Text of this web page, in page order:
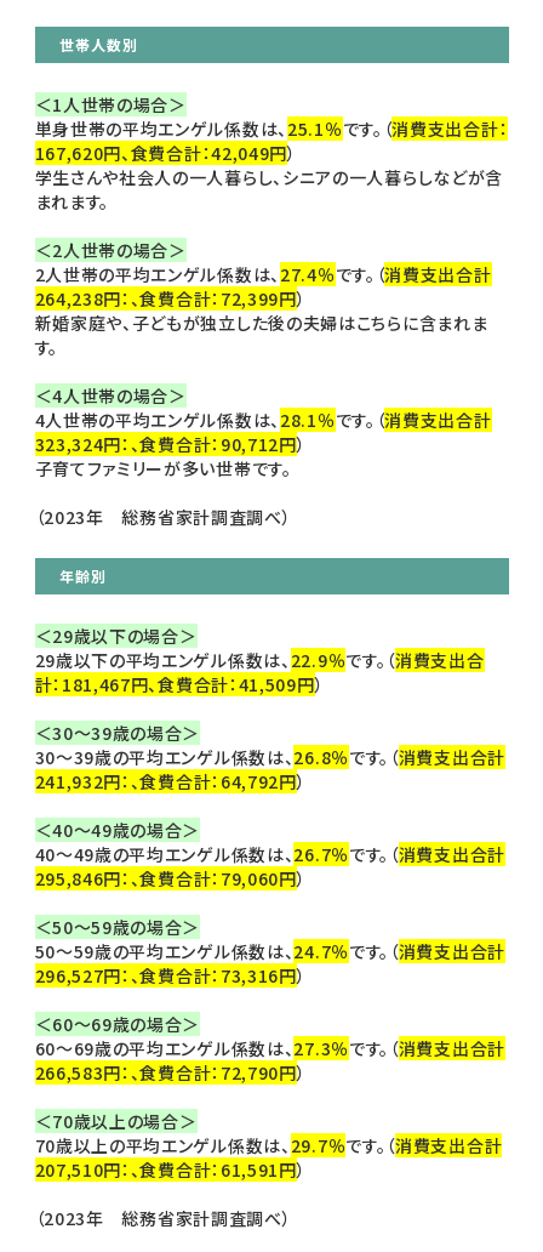
世帯人数別
＜1人世帯の場合＞
単身世帯の平均エンゲル係数は、 25.1％です。（消費支出合計：
167,620円、食費合計：42,049円）
学生さんや社会人の一人暮らし、シニアの一人暮らしなどが含
まれます。
＜2人世帯の場合＞
2人世帯の平均エンゲル係数は、 27.4％です。（消費支出合計
264,238円：、食費合計：72,399円）
新婚家庭や、子どもが独立した後の夫婦はこちらに含まれま
す。
＜4人世帯の場合＞
4人世帯の平均エンゲル係数は、 28.1％です。（消費支出合計
323,324円：、食費合計：90,712円）
子育てファミリーが多い世帯です。
（2023年 総務省家計調査調べ）
年齢別
＜29歳以下の場合＞
29歳以下の平均エンゲル係数は、 22.9％です。（消費支出合
計：181,467円、食費合計：41,509円）
＜30～39歳の場合＞
30～39歳の平均エンゲル係数は、26.8％です。（消費支出合計
241,932円：、食費合計：64,792円）
＜40～49歳の場合＞
40～49歳の平均エンゲル係数は、26.7％です。（消費支出合計
295,846円：、食費合計：79,060円）
＜50～59歳の場合＞
50～59歳の平均エンゲル係数は、24.7％です。（消費支出合計
296,527円：、食費合計：73,316円）
＜60～69歳の場合＞
60～69歳の平均エンゲル係数は、27.3％です。（消費支出合計
266,583円：、食費合計：72,790円）
＜70歳以上の場合＞
70歳以上の平均エンゲル係数は、 29.7％です。（消費支出合計
207,510円：、食費合計：61,591円）
（2023年 総務省家計調査調べ）